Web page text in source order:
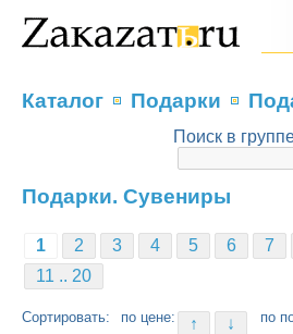
Каталог Подарки
Поиск в
Подарки. Сувениры
1 2 3 4 5 6 7
11 .. 20
Сортировать: по цене: ↑ ↓ по